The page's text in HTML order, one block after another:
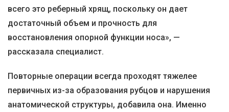
всего это реберный хрящ, поскольку он дает
достаточный объем и прочность для
восстановления опорной функции носа», —
рассказала специалист.
Повторные операции всегда проходят тяжелее
первичных из-за образования рубцов и нарушения
анатомической структуры, добавила она. Именно